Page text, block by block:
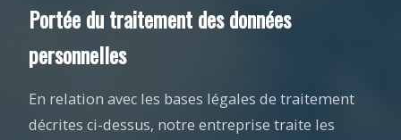
Portée du traitement des données
personnelles
En relation avec les bases légales de traitement
décrites ci-dessus, notre entreprise traite les